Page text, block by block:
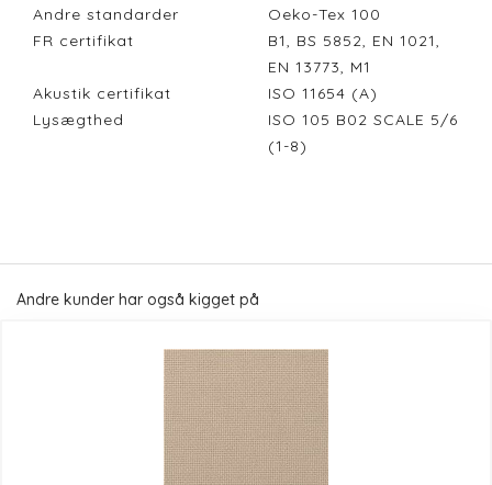
Andre standarder
Oeko-Tex 100
FR certifikat
B1, BS 5852, EN 1021,
EN 13773, M1
Akustik certifikat
ISO 11654 (A)
Lysægthed
ISO 105 B02 SCALE 5/6
(1-8)
Andre kunder har også kigget på